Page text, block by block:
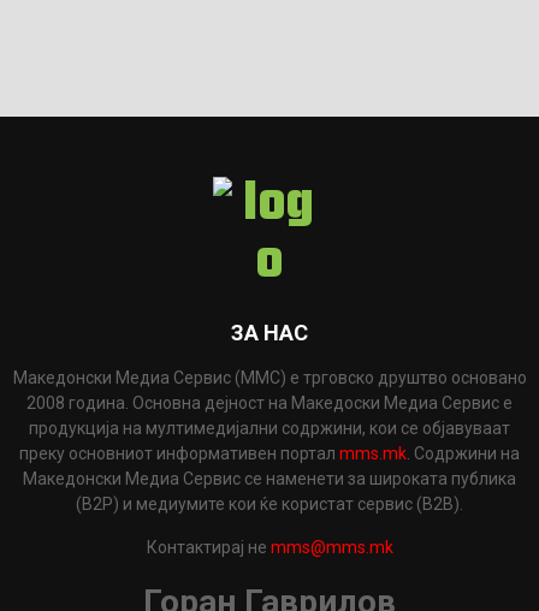
ЗА НАС
Македонски Медиа Сервис (ММС) е трговско друштво основано
2008 година. Основна дејност на Македоски Медиа Сервис е
продукција на мултимедијални содржини, кои се објавуваат
преку основниот информативен портал mms.mk . Содржини на
Македонски Медиа Сервис се наменети за широката публика
(B2P) и медиумите кои ќе користат сервис (B2B).
Контактирај не mms@mms.mk
Горан Гаврилов